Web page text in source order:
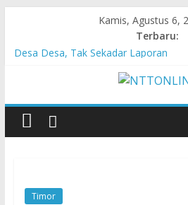
Kamis, Agustus 6,
Terbaru:
Hasil KKN Kolaborasi UGM-Undana
Kelurahan Manuaman Gelar
Pengadaan Kapal PPA Perkuat
TNI AL Hadapi Ancaman Maritim
Cahaya Kemerdekaan di
Timor